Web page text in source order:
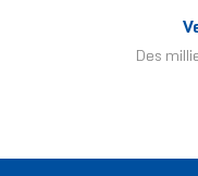
Des